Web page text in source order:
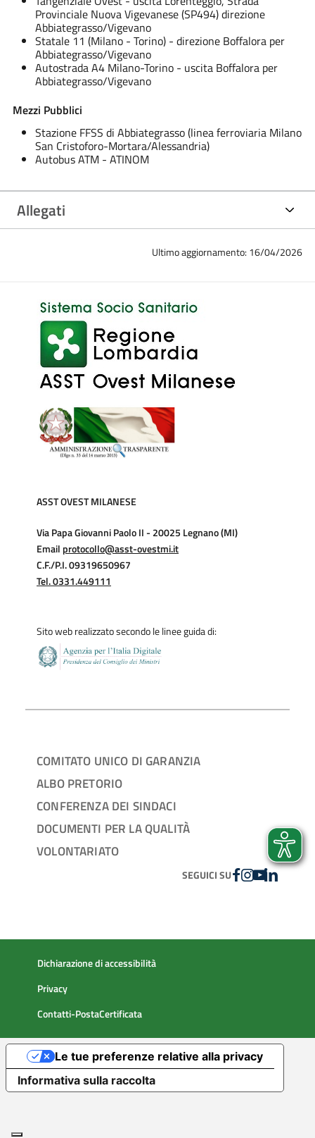
Provinciale Nuova Vigevanese (SP494) direzione
Abbiategrasso/Vigevano
Statale 11 (Milano - Torino) - direzione Boffalora per
Abbiategrasso/Vigevano
Autostrada A4 Milano-Torino - uscita Boffalora per
Abbiategrasso/Vigevano
Mezzi Pubblici
Stazione FFSS di Abbiategrasso (linea ferroviaria Milano
San Cristoforo-Mortara/Alessandria)
Autobus ATM - ATINOM
Allegati
Ultimo aggiornamento: 16/04/2026
ASST OVEST MILANESE
Via Papa Giovanni Paolo II - 20025 Legnano (MI)
Email protocollo@asst-ovestmi.it
C.F./P.I. 09319650967
Tel. 0331.449111
Sito web realizzato secondo le linee guida di:
COMITATO UNICO DI GARANZIA
ALBO PRETORIO
CONFERENZA DEI SINDACI
DOCUMENTI PER LA QUALITÀ
VOLONTARIATO
SEGUICI SUFACEBOOK
INSTAGRAM
YOUTUBE
LINKEDIN
Dichiarazione di accessibilità
Privacy
Contatti-PostaCertificata
Informativa sulla raccolta
Le tue preferenze relative alla privacy